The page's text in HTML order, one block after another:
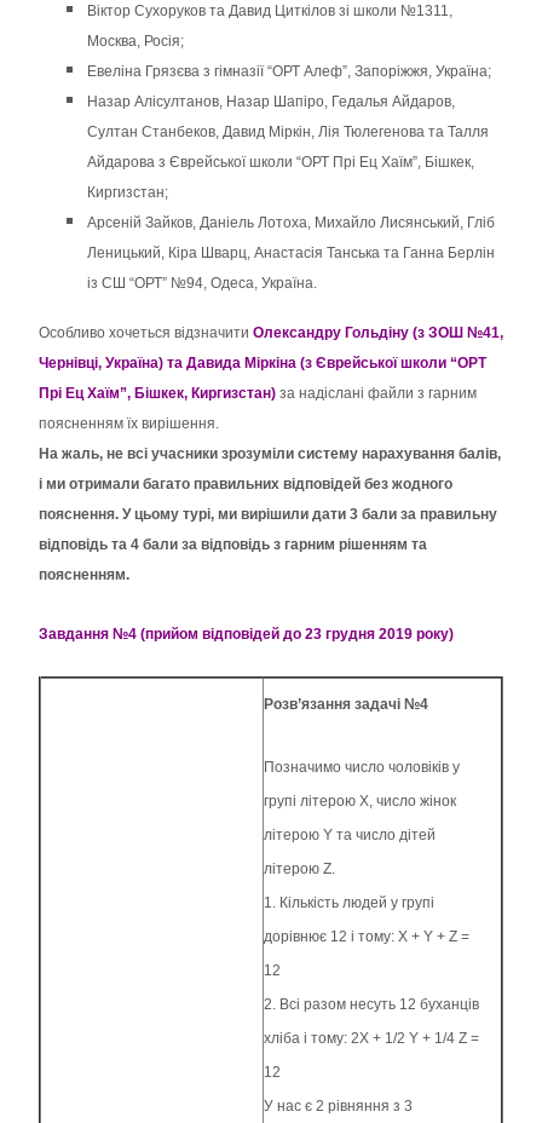
Віктор Сухоруков та Давид Циткілов зі школи №1311,
Москва, Росія;
Евеліна Грязєва з гімназії “ОРТ Алеф”, Запоріжжя, Україна;
Назар Алісултанов, Назар Шапіро, Гедалья Айдаров,
Султан Станбеков, Давид Міркін, Лія Тюлегенова та Талля
Айдарова з Єврейської школи “ОРТ Прі Ец Хаїм”, Бішкек,
Киргизстан;
Арсеній Зайков, Даніель Лотоха, Михайло Лисянський, Гліб
Леницький, Кіра Шварц, Анастасія Танська та Ганна Берлін
із СШ “ОРТ” №94, Одеса, Україна.
Особливо хочеться відзначити Олександру Гольдіну (з ЗОШ №41,
Чернівці, Україна) та Давида Міркіна (з Єврейської школи “ОРТ
Прі Ец Хаїм”, Бішкек, Киргизстан) за надіслані файли з гарним
поясненням їх вирішення.
На жаль, не всі учасники зрозуміли систему нарахування балів,
і ми отримали багато правильних відповідей без жодного
пояснення. У цьому турі, ми вирішили дати 3 бали за правильну
відповідь та 4 бали за відповідь з гарним рішенням та
поясненням.
Завдання №4 (прийом відповідей до 23 грудня 2019 року)
Розв’язання задачі №4
Позначимо число чоловіків у
групі літерою Х, число жінок
літерою Y та число дітей
літерою Z.
1. Кількість людей у групі
дорівнює 12 і тому: X + Y + Z =
12
2. Всі разом несуть 12 буханців
хліба і тому: 2X + 1/2 Y + 1/4 Z =
12
У нас є 2 рівняння з 3